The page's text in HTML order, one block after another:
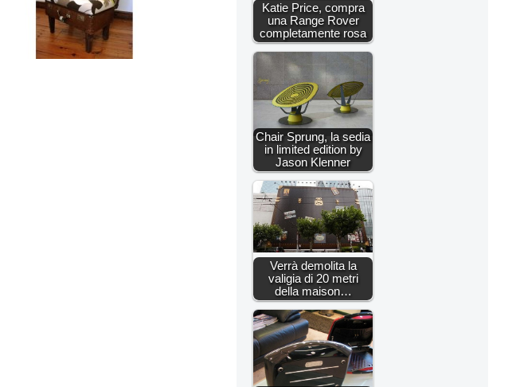
Katie Price, compra
una Range Rover
completamente rosa
Chair Sprung, la sedia
in limited edition by
Jason Klenner
Verrà demolita la
valigia di 20 metri
della maison…